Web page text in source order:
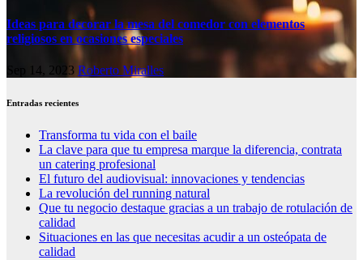
Ideas para decorar la mesa del comedor con elementos
religiosos en ocasiones especiales
Sep 14, 2023 Roberto Miralles
Entradas recientes
Transforma tu vida con el baile
La clave para que tu empresa marque la diferencia, contrata
un catering profesional
El futuro del audiovisual: innovaciones y tendencias
La revolución del running natural
Que tu negocio destaque gracias a un trabajo de rotulación de
calidad
Situaciones en las que necesitas acudir a un osteópata de
calidad